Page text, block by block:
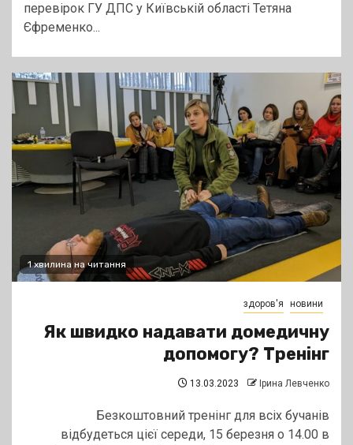
перевірок ГУ ДПС у Київській області Тетяна
Єфременко...
1 хвилина на читання
здоров'я новини
Як швидко надавати домедичну
допомогу? Тренінг
13.03.2023 Ірина Левченко
Безкоштовний тренінг для всіх бучанів
відбудеться цієї середи, 15 березня о 14.00 в